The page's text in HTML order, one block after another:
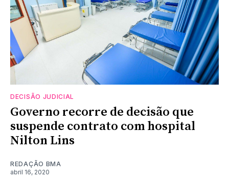
DECISÃO JUDICIAL
Governo recorre de decisão que
suspende contrato com hospital
Nilton Lins
REDAÇÃO BMA
abril 16, 2020